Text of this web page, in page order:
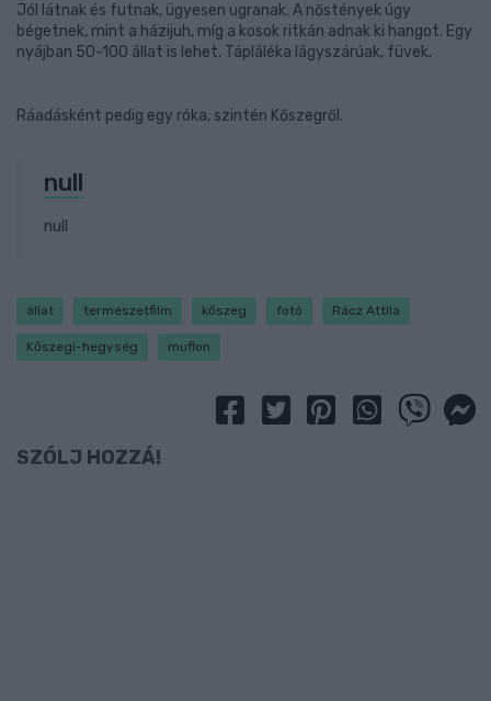
Jól látnak és futnak, ügyesen ugranak. A nőstények úgy
bégetnek, mint a házijuh, míg a kosok ritkán adnak ki hangot. Egy
nyájban 50-100 állat is lehet. Tápláléka lágyszárúak, füvek.
Ráadásként pedig egy róka, szintén Kőszegről.
null
null
állat természetfilm kőszeg fotó Rácz Attila
Kőszegi-hegység muflon
SZÓLJ HOZZÁ!